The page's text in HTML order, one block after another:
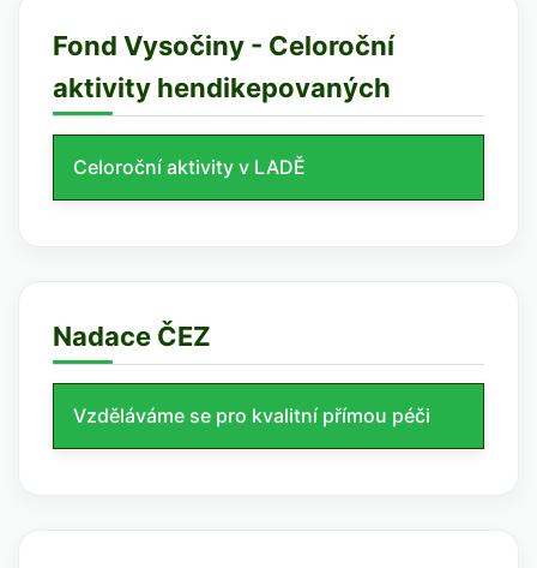
Fond Vysočiny - Celoroční
aktivity hendikepovaných
Celoroční aktivity v LADĚ
Nadace ČEZ
Vzděláváme se pro kvalitní přímou péči